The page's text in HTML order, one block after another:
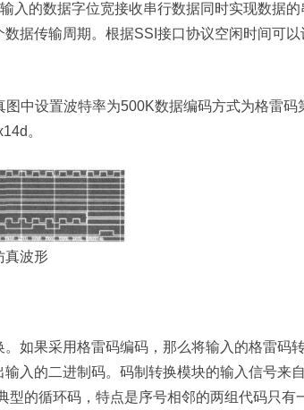
入的数据字位宽接收串行数据同时实现数据的
据传输周期。根据SSI接口协议空闲时间可以
中设置波特率为500K数据编码方式为格雷码
。
真波形
果采用格雷码编码，那么将输入的格雷码
入的二进制码。码制转换模块的输入信号来
的循环码，特点是序号相邻的两组代码只有